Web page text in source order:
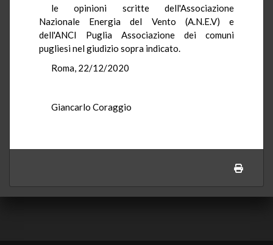
le opinioni scritte dell'Associazione
Nazionale Energia del Vento (A.N.E.V) e
dell'ANCI Puglia Associazione dei comuni
pugliesi nel giudizio sopra indicato.
Roma, 22/12/2020
Giancarlo Coraggio